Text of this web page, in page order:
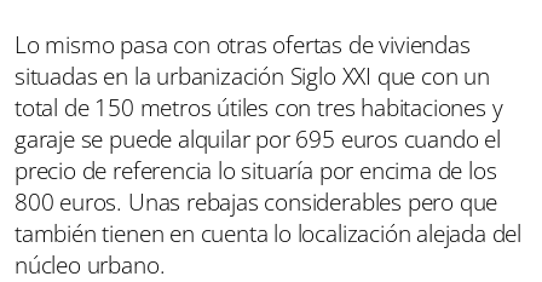
Lo mismo pasa con otras ofertas de viviendas
situadas en la urbanización Siglo XXI que con un
total de 150 metros útiles con tres habitaciones y
garaje se puede alquilar por 695 euros cuando el
precio de referencia lo situaría por encima de los
800 euros. Unas rebajas considerables pero que
también tienen en cuenta lo localización alejada del
núcleo urbano.